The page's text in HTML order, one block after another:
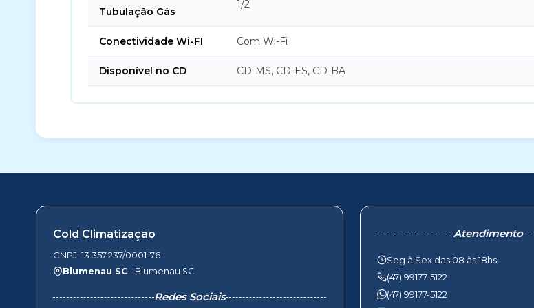
Tubulação Gás
1/2
Conectividade Wi-FI Com Wi-Fi
Disponível no CD CD-MS, CD-ES, CD-BA
Cold Climatização
CNPJ: 13.357.237/0001-76
Blumenau SC - Blumenau SC
Redes Sociais
Atendimento
Seg à Sex das 08 às 18hs
(47) 99177-5122
(47) 99177-5122